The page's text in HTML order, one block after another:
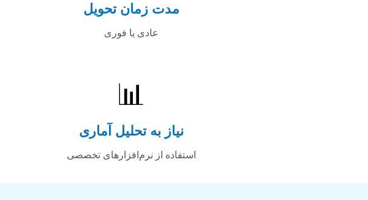
مدت زمان تحویل
عادی یا فوری
📊
نیاز به تحلیل آماری
استفاده از نرم‌افزارهای تخصصی